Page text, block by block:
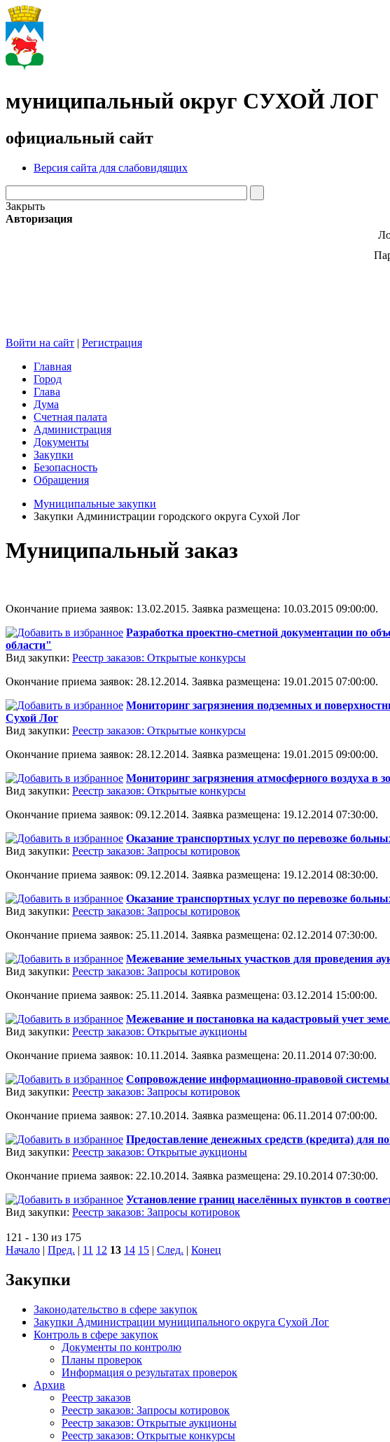
муниципальный округ СУХОЙ ЛОГ
официальный сайт
Версия сайта для слабовидящих
Закрыть
Авторизация
Войти на сайт | Регистрация
Главная
Город
Глава
Дума
Счетная палата
Администрация
Документы
Закупки
Безопасность
Обращения
Муниципальные закупки
Закупки Администрации городского округа Сухой Лог
Муниципальный заказ
Окончание приема заявок: 13.02.2015. Заявка размещена: 10.03.2015 09:00:00.
Разработка проектно-сметной документации по
области"
Вид закупки: Реестр заказов: Открытые конкурсы
Окончание приема заявок: 28.12.2014. Заявка размещена: 19.01.2015 07:00:00.
Мониторинг загрязнения подземных и
Сухой Лог
Вид закупки: Реестр заказов: Открытые конкурсы
Окончание приема заявок: 28.12.2014. Заявка размещена: 19.01.2015 09:00:00.
Мониторинг загрязнения атмосферного воздуха в
Вид закупки: Реестр заказов: Открытые конкурсы
Окончание приема заявок: 09.12.2014. Заявка размещена: 19.12.2014 07:30:00.
Оказание транспортных услуг по перевозке
Вид закупки: Реестр заказов: Запросы котировок
Окончание приема заявок: 09.12.2014. Заявка размещена: 19.12.2014 08:30:00.
Оказание транспортных услуг по перевозке
Вид закупки: Реестр заказов: Запросы котировок
Окончание приема заявок: 25.11.2014. Заявка размещена: 02.12.2014 07:30:00.
Межевание земельных участков для проведения
Вид закупки: Реестр заказов: Запросы котировок
Окончание приема заявок: 25.11.2014. Заявка размещена: 03.12.2014 15:00:00.
Межевание и постановка на кадастровый учет
Вид закупки: Реестр заказов: Открытые аукционы
Окончание приема заявок: 10.11.2014. Заявка размещена: 20.11.2014 07:30:00.
Сопровождение информационно-правовой
Вид закупки: Реестр заказов: Запросы котировок
Окончание приема заявок: 27.10.2014. Заявка размещена: 06.11.2014 07:00:00.
Предоставление денежных средств (кредита) для
Вид закупки: Реестр заказов: Открытые аукционы
Окончание приема заявок: 22.10.2014. Заявка размещена: 29.10.2014 07:30:00.
Установление границ населённых пунктов в
Вид закупки: Реестр заказов: Запросы котировок
121 - 130 из 175
Начало | Пред. | 11 12 13 14 15 | След. | Конец
Закупки
Законодательство в сфере закупок
Закупки Администрации муниципального округа Сухой Лог
Контроль в сфере закупок
Документы по контролю
Планы проверок
Информация о результатах проверок
Архив
Реестр заказов
Реестр заказов: Запросы котировок
Реестр заказов: Открытые аукционы
Реестр заказов: Открытые конкурсы